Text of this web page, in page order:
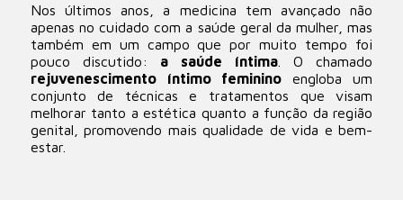
Nos últimos anos, a medicina tem avançado não
apenas no cuidado com a saúde geral da mulher, mas
também em um campo que por muito tempo foi
pouco discutido: a saúde íntima. O chamado
rejuvenescimento íntimo feminino engloba um
conjunto de técnicas e tratamentos que visam
melhorar tanto a estética quanto a função da região
genital, promovendo mais qualidade de vida e bem-
estar.